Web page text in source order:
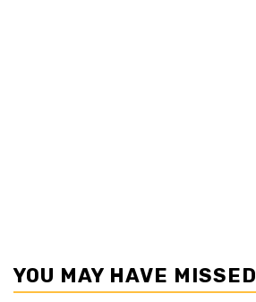
YOU MAY HAVE MISSED